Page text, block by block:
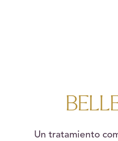
Un tratamiento